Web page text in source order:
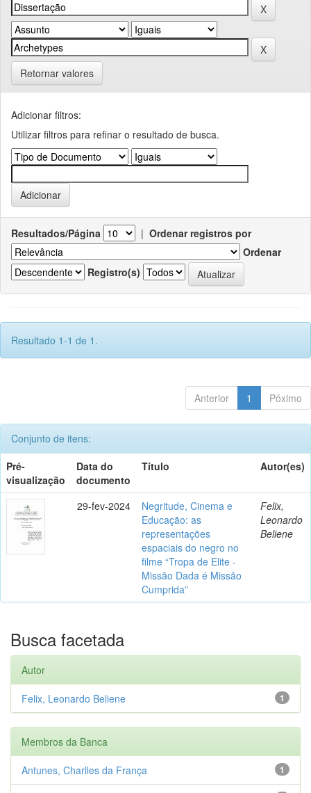
Retornar valores
Adicionar filtros:
Utilizar filtros para refinar o resultado de busca.
Resultados/Página | Ordenar registros por
Ordenar
Registro(s)
Resultado 1-1 de 1.
Anterior 1 Póximo
Conjunto de itens:
Pré-
visualização
Data do
documento
Título Autor(es)
29-fev-2024
Negritude, Cinema e
Educação: as
representações
espaciais do negro no
filme “Tropa de Elite -
Missão Dada é Missão
Cumprida”
Felix,
Leonardo
Beliene
Busca facetada
Autor
1
Felix, Leonardo Beliene
Membros da Banca
1
Antunes, Charlles da França